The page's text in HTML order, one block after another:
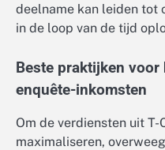
deelname kan leiden tot
in de loop van de tijd
Beste praktijken
enquête-inkomsten
Om de verdiensten uit T-
maximaliseren,